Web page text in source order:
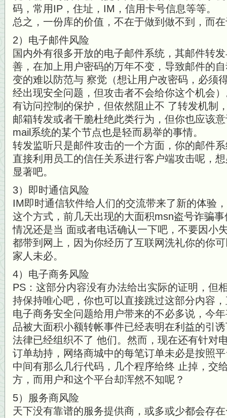
码，常用IP，住址，IM，信用卡号信息等等。
总之，一份库的价值，不在于做到做不到，而
2）电子邮件风险
国内外有很多开放的电子邮件系统，其邮件转
善，在加上用户密码的万年不变，导致邮件的
变的难以防范与 察觉（想让用户改密码，必须
经出现安全问题，但攻击者不会给你这个机会
有访问控制的保护，但依然阻止不 了转发机制
邮箱转发或者干脆杜绝此类行为，但你也应该
mail系统的某个节点也是轻而易举的事情。
转发监听只是邮件攻击的一个方面，你的邮件
直接利用员工的信任关系进行客户端攻击呢，
显著吧。
3）即时通信风险
IM即时通信软件给人们的交流带来了新的体验
这个方式，前几天出现的大面积msn盗号诈骗
情况还是当 面或者电话确认一下吧，不要因小
都带到网上，因为你经历了互联网洗礼你的你
家人未必。
4）电子商务风险
PS：这部分内容没有办法给出实际的证明，但
持保持唯心吧，你也可以直接跳过这部分内容
电子商务安全问题给用户带来的不必多说，今
品被大面积小额转帐事件已经表明在利益的引
法律已经组织不了 他们。然而，现在还有针对
订单劫持，网络商城中的每笔订单未必是按照
中间有那么几行代码，几个程序给终 止掉，交
方，而用户和这个平台却浑然不知呢？
5）服务商风险
天下没有靠谱的服务提供商，或多或少都会存